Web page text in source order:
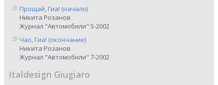
Прощай, Гиа! (начало)
Никита Розанов
Журнал "Автомобили" 5-2002
Чао, Гиа! (окончание)
Никита Розанов
Журнал "Автомобили" 7-2002
Italdesign Giugiaro